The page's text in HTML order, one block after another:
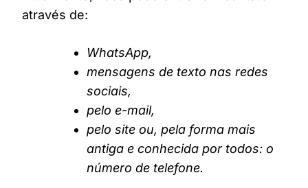
através de:
WhatsApp,
mensagens de texto nas redes
sociais,
pelo e-mail,
pelo site ou, pela forma mais
antiga e conhecida por todos: o
número de telefone.